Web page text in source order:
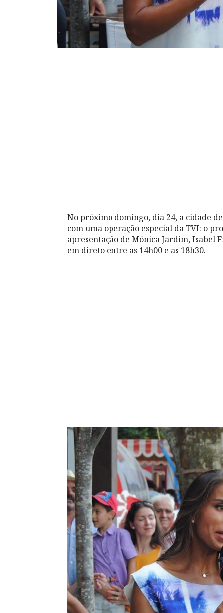
No próximo domingo, dia 24, a cidade
com uma operação especial da TVI: o
apresentação de Mónica Jardim, Isabel
em direto entre as 14h00 e as 18h30.